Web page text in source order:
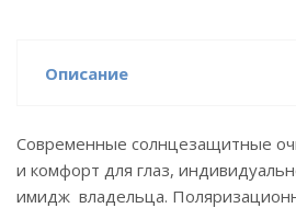
Описание
Современные солнцезащитные
и комфорт для глаз,
имидж владельца.